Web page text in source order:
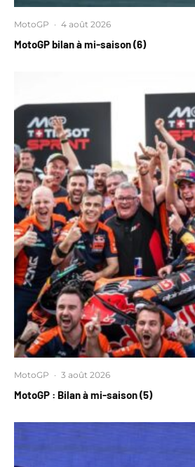
MotoGP · 4 août 2026
MotoGP bilan à mi-saison (6)
MotoGP · 3 août 2026
MotoGP : Bilan à mi-saison (5)